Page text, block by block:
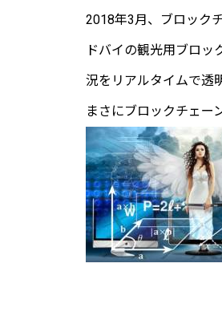
2018年3月、ブロック
ドバイの観光用ブロッ
況をリアルタイムで透
まさにブロックチェー